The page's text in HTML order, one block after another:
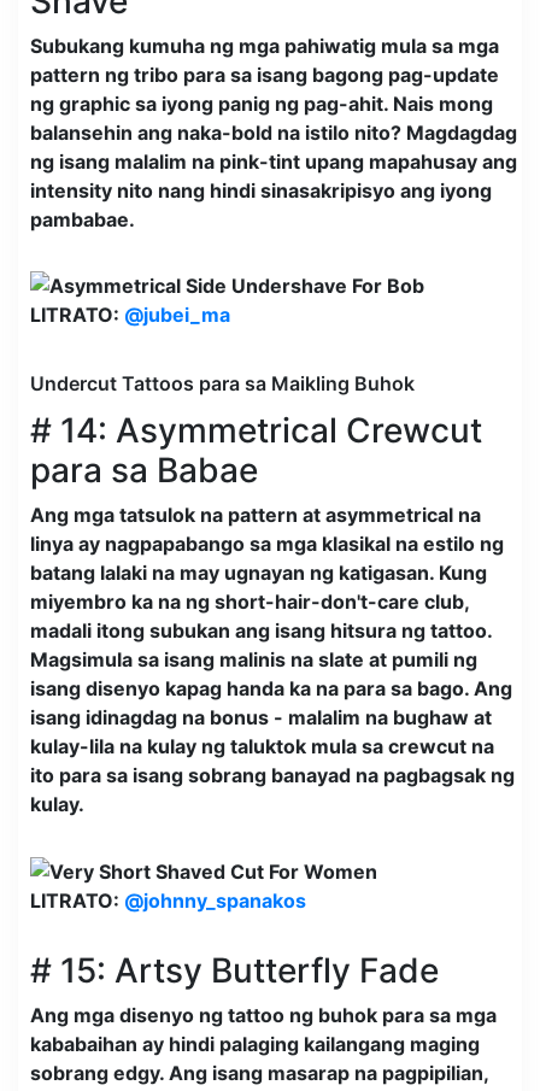
Subukang kumuha ng mga pahiwatig mula sa mga
pattern ng tribo para sa isang bagong pag-update
ng graphic sa iyong panig ng pag-ahit. Nais mong
balansehin ang naka-bold na istilo nito? Magdagdag
ng isang malalim na pink-tint upang mapahusay ang
intensity nito nang hindi sinasakripisyo ang iyong
pambabae.
LITRATO: @jubei_ma
Undercut Tattoos para sa Maikling Buhok
# 14: Asymmetrical Crewcut
para sa Babae
Ang mga tatsulok na pattern at asymmetrical na
linya ay nagpapabango sa mga klasikal na estilo ng
batang lalaki na may ugnayan ng katigasan. Kung
miyembro ka na ng short-hair-don't-care club,
madali itong subukan ang isang hitsura ng tattoo.
Magsimula sa isang malinis na slate at pumili ng
isang disenyo kapag handa ka na para sa bago. Ang
isang idinagdag na bonus - malalim na bughaw at
kulay-lila na kulay ng taluktok mula sa crewcut na
ito para sa isang sobrang banayad na pagbagsak ng
kulay.
LITRATO: @johnny_spanakos
# 15: Artsy Butterfly Fade
Ang mga disenyo ng tattoo ng buhok para sa mga
kababaihan ay hindi palaging kailangang maging
sobrang edgy. Ang isang masarap na pagpipilian,